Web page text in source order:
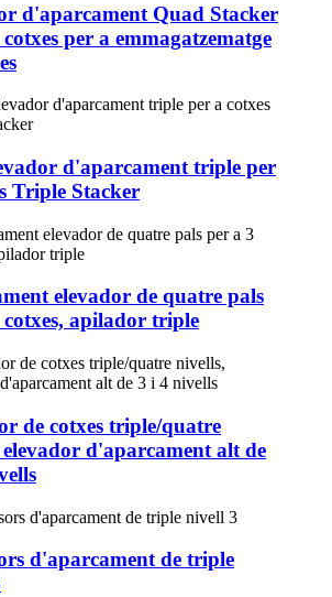
d'aparcament Quad Stacker
per a emmagatzematge
d'aparcament triple per
Triple Stacker
elevador de quatre pals
cotxes, apilador triple
de cotxes triple/quatre
d'aparcament alt de
d'aparcament de triple